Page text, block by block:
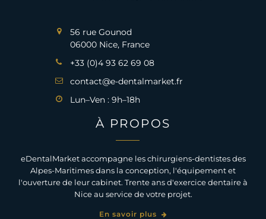
56 rue Gounod
06000 Nice, France
+33 (0)4 93 62 69 08
contact@e-dentalmarket.fr
Lun–Ven : 9h–18h
À PROPOS
eDentalMarket accompagne les chirurgiens-dentistes des
Alpes-Maritimes dans la conception, l'équipement et
l'ouverture de leur cabinet. Trente ans d'exercice dentaire à
Nice au service de votre projet.
En savoir plus